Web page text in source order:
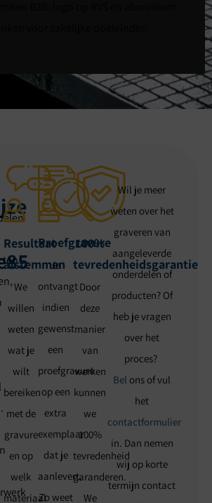
Resultaat
afstemmen
We
willen
weten
wat je
wilt
bereiken
met de
gravure
en op
welk
materiaal
Proefgravure
Je
ontvangt
indien
gewenst
een
proefgravure
op een
extra
exemplaar
dat je
aanlevert.
Zo weet
100%
tevredenheidsgarantie
Door
deze
manier
van
werken
kunnen
we
100%
tevredenheid
garanderen.
We
Wil je meer
weten over het
graveren van
aangeleverde
onderdelen of
producten? Of
heb je vragen
over het
proces?
Bel ons of vul
het
contactformulier
in. Dan nemen
wij op korte
termijn contact